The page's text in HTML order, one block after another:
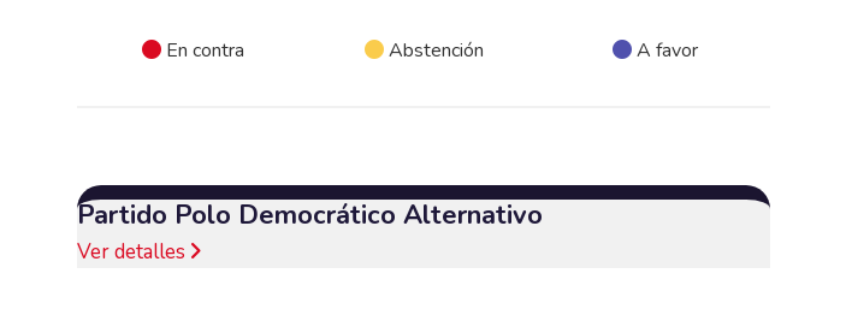
En contra Abstención A favor
Partido Polo Democrático Alternativo
Ver detalles